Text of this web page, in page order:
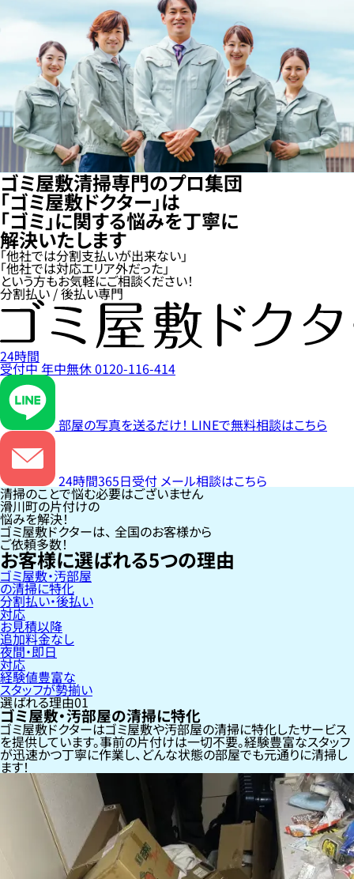
ゴミ屋敷清掃専門のプロ集団
「ゴミ屋敷ドクター」は
「ゴミ」に関する悩みを丁寧に
解決いたします
「他社では分割支払いが出来ない」
「他社では対応エリア外だった」
という方もお気軽にご相談ください！
分割払い / 後払い専門
24時間
受付中年中無休0120-116-414
部屋の写真を送るだけ！ LINEで無料相談はこちら
24時間365日受付 メール相談はこちら
清掃のことで悩む必要はございません
滑川町の片付けの
悩みを解決！
ゴミ屋敷ドクターは、 全国のお客様から
ご依頼多数！
お客様に選ばれる5つの理由
ゴミ屋敷・汚部屋
の清掃に特化
分割払い・後払い
対応
お見積以降
追加料金なし
夜間・即日
対応
経験値豊富な
スタッフが勢揃い
選ばれる理由01
ゴミ屋敷・汚部屋の清掃に特化
ゴミ屋敷ドクターはゴミ屋敷や汚部屋の清掃に特化したサービス
を提供しています。事前の片付けは一切不要。経験豊富なスタッフ
が迅速かつ丁寧に作業し、どんな状態の部屋でも元通りに清掃し
ます！